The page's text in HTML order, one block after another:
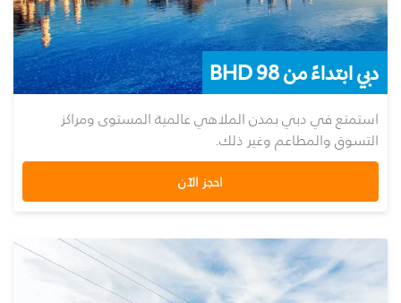
دبي ابتداءً من 98 BHD
استمتع في دبي بمدن الملاهي عالمية المستوى ومراكز
التسوق والمطاعم وغير ذلك.
احجز الآن